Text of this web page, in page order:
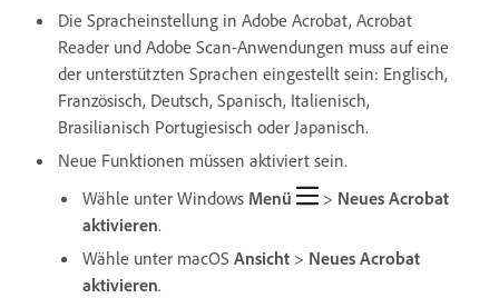
Die Spracheinstellung in Adobe Acrobat, Acrobat
Reader und Adobe Scan-Anwendungen muss auf eine
der unterstützten Sprachen eingestellt sein: Englisch,
Französisch, Deutsch, Spanisch, Italienisch,
Brasilianisch Portugiesisch oder Japanisch.
Neue Funktionen müssen aktiviert sein.
Wähle unter Windows Menü > Neues Acrobat
aktivieren.
Wähle unter macOS Ansicht > Neues Acrobat
aktivieren.